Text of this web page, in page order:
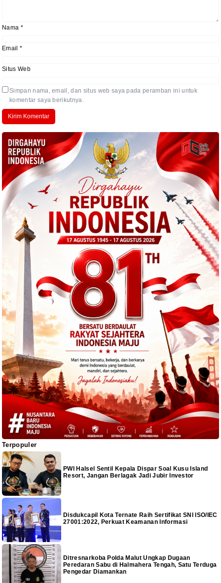
Nama *
Email *
Situs Web
Simpan nama, email, dan situs web saya pada peramban ini untuk
komentar saya berikutnya.
Terpopuler
PWI Halsel Sentil Kepala Dispar Soal Kusu Island
Resort, Jangan Berlagak Jadi Jubir Investor
Disdukcapil Kota Ternate Raih Sertifikat SNI ISO/IEC
27001:2022, Perkuat Keamanan Informasi
Ditresnarkoba Polda Malut Ungkap Dugaan
Peredaran Sabu di Halmahera Tengah, Satu Terduga
Pengedar Diamankan